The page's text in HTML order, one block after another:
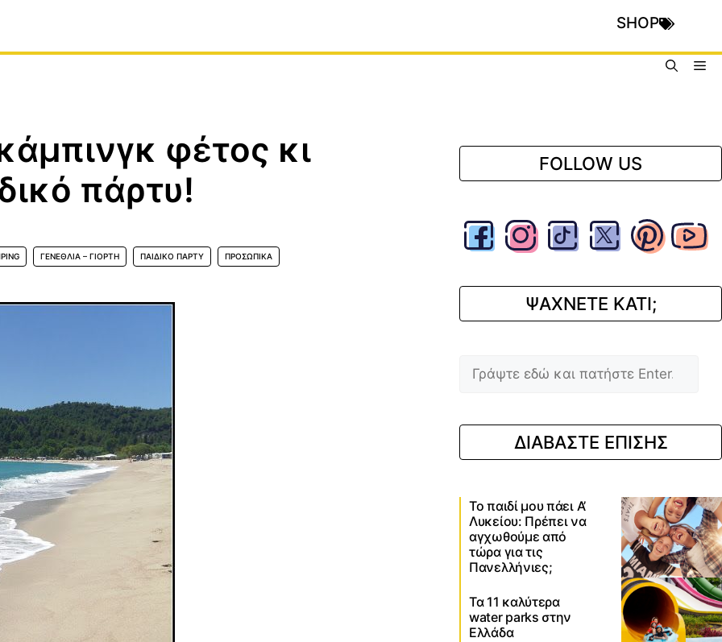
SHOP
φέτος κι
πάρτυ!
ΓΕΝΈΘΛΙΑ – ΓΙΟΡΤΉ ΠΑΙΔΙΚΌ ΠΆΡΤΥ ΠΡΟΣΩΠΙΚΆ
FOLLOW US
ΨΑΧΝΕΤΕ ΚΑΤΙ;
ΔΙΑΒΑΣΤΕ ΕΠΙΣΗΣ
Το παιδί μου πάει Α’
Λυκείου: Πρέπει να
αγχωθούμε από
τώρα για τις
Πανελλήνιες;
Τα 11 καλύτερα
water parks στην
Ελλάδα